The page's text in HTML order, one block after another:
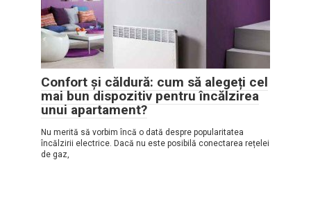
Confort și căldură: cum să alegeți cel
mai bun dispozitiv pentru încălzirea
unui apartament?
Nu merită să vorbim încă o dată despre popularitatea
încălzirii electrice. Dacă nu este posibilă conectarea rețelei
de gaz,